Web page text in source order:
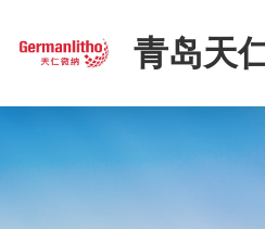
青岛天
司